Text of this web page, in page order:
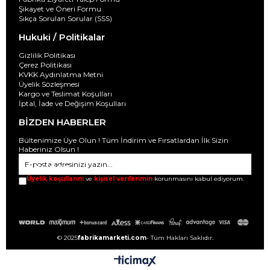
Şikayet ve Öneri Formu
Sıkça Sorulan Sorular (SSS)
Hukuki / Politikalar
Gizlilik Politikası
Çerez Politikası
KVKK Aydınlatma Metni
Üyelik Sözleşmesi
Kargo ve Teslimat Koşulları
İptal, İade ve Değişim Koşulları
BİZDEN HABERLER
Bültenimize Üye Olun ! Tüm İndirim ve Fırsatlardan İlk Sizin
Haberiniz Olsun !
GÖNDER
Üyelik koşullarını ve kişisel verilerimin korunmasını kabul ediyorum.
© 2025fabrikamarketi.com- Tüm Hakları Saklıdır.